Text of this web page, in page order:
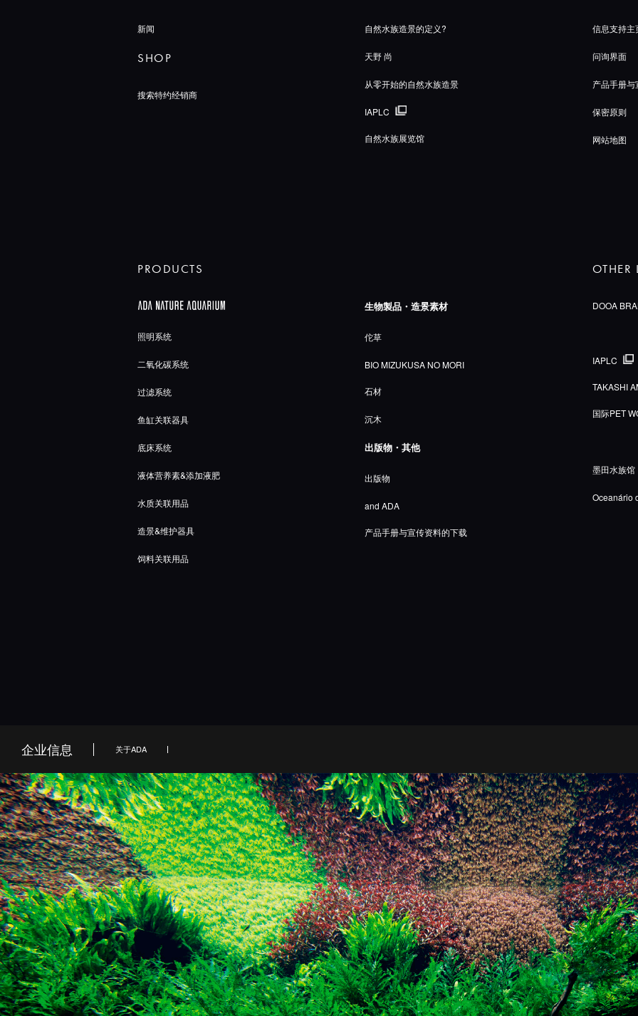
新闻
SHOP
搜索特约经销商
自然水族造景的定义?
天野 尚
从零开始的自然水族造景
IAPLC
自然水族展览馆
信息支持主
问询界面
产品手册
保密原则
网站地图
PRODUCTS
照明系统
二氧化碳系统
过滤系统
鱼缸关联器具
底床系统
液体营养素&添加液肥
水质关联用品
造景&维护器具
饲料关联用品
生物製品・造景素材
佗草
BIO MIZUKUSA NO MORI
石材
沉木
出版物・其他
出版物
and ADA
产品手册与宣传资料的下载
OTHER
DOOA
IAPLC
TAKASHI
国际PET
墨田水族馆
Oceanário
企业信息 关于ADA